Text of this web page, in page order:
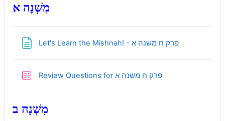
מִשְׁנָה א
Let's Learn the Mishnah! - פרק ח משנה אPage
Review Questions for פרק ח משנה אQuiz
מִשְׁנָה ב